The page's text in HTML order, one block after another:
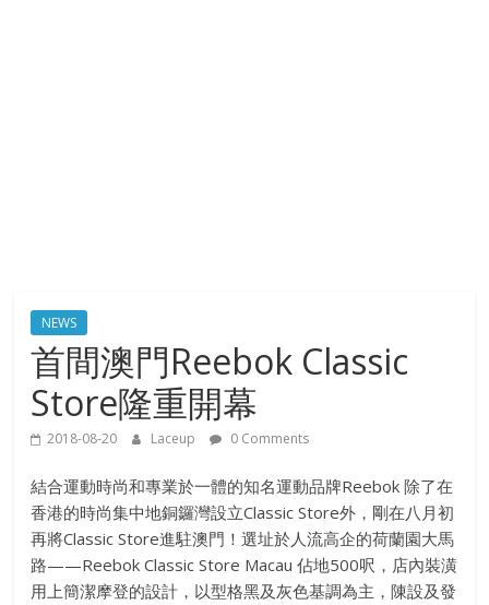
NEWS
首間澳門Reebok Classic
Store隆重開幕
2018-08-20 Laceup 0 Comments
結合運動時尚和專業於一體的知名運動品牌Reebok 除了在
香港的時尚集中地銅鑼灣設立Classic Store外，剛在八月初
再將Classic Store進駐澳門！選址於人流高企的荷蘭園大馬
路——Reebok Classic Store Macau 佔地500呎，店內裝潢
用上簡潔摩登的設計，以型格黑及灰色基調為主，陳設及發